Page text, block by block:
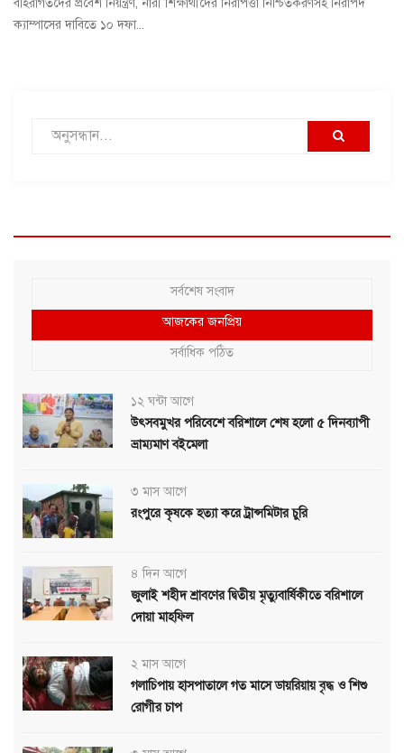
ক্যাম্পাসের দাবিতে ১০ দফা...
সর্বশেষ সংবাদ
আজকের জনপ্রিয়
সর্বাধিক পঠিত
১২ ঘন্টা আগে
উৎসবমুখর পরিবেশে বরিশালে শেষ হলো ৫ দিনব্যাপী
ভ্রাম্যমাণ বইমেলা
৩ মাস আগে
রংপুরে কৃষকে হত্যা করে ট্রান্সমিটার চুরি
৪ দিন আগে
জুলাই শহীদ শ্রাবণের দ্বিতীয় মৃত্যুবার্ষিকীতে বরিশালে
দোয়া মাহফিল
২ মাস আগে
গলাচিপায় হাসপাতালে গত মাসে ডায়রিয়ায় বৃদ্ধ ও শিশু
রোগীর চাপ